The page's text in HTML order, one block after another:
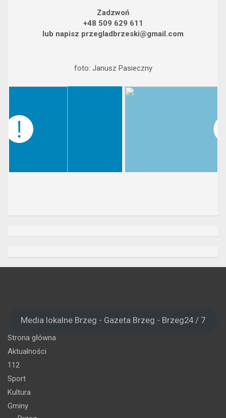
Zadzwoń
+48 509 629 611
lub napisz przegladbrzeski@gmail.com
foto: Janusz Pasieczny
Media lokalne Brzeg - Gazeta Brzeg - Brzeg24 / 7
Strona główna
Aktualności
112
Sport
Kultura
Gminy